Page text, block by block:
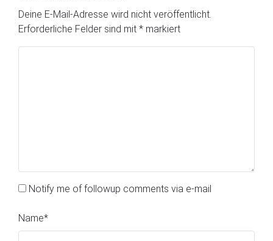
Deine E-Mail-Adresse wird nicht veröffentlicht.
Erforderliche Felder sind mit * markiert
Notify me of followup comments via e-mail
Name*